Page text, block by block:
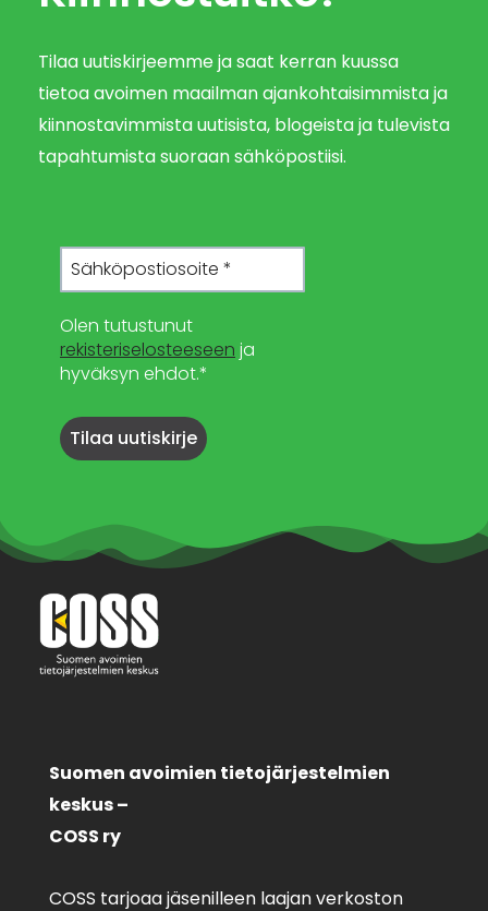
Tilaa uutiskirjeemme ja saat kerran kuussa
tietoa avoimen maailman ajankohtaisimmista ja
kiinnostavimmista uutisista, blogeista ja tulevista
tapahtumista suoraan sähköpostiisi.
Olen tutustunut
rekisteriselosteeseen ja
hyväksyn ehdot.*
Suomen avoimien tietojärjestelmien
keskus –
COSS ry
COSS tarjoaa jäsenilleen laajan verkoston